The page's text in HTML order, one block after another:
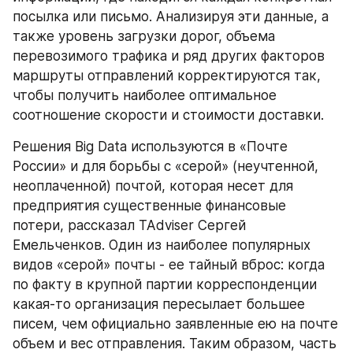
посылка или письмо. Анализируя эти данные, а
также уровень загрузки дорог, объема
перевозимого трафика и ряд других факторов
маршруты отправлений корректируются так,
чтобы получить наиболее оптимальное
соотношение скорости и стоимости доставки.
Решения Big Data используются в «Почте
России» и для борьбы с «серой» (неучтенной,
неоплаченной) почтой, которая несет для
предприятия существенные финансовые
потери, рассказал TAdviser Сергей
Емельченков. Один из наиболее популярных
видов «серой» почты - ее тайный вброс: когда
по факту в крупной партии корреспонденции
какая-то организация пересылает большее
писем, чем официально заявленные ею на почте
объем и вес отправления. Таким образом, часть